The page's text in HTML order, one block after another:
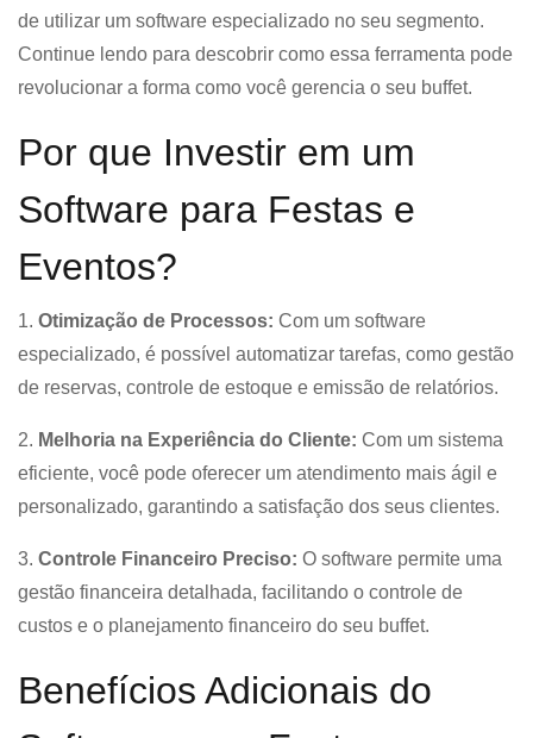
de utilizar um software especializado no seu segmento.
Continue lendo para descobrir como essa ferramenta pode
revolucionar a forma como você gerencia o seu buffet.
Por que Investir em um
Software para Festas e
Eventos?
1. Otimização de Processos: Com um software
especializado, é possível automatizar tarefas, como gestão
de reservas, controle de estoque e emissão de relatórios.
2. Melhoria na Experiência do Cliente: Com um sistema
eficiente, você pode oferecer um atendimento mais ágil e
personalizado, garantindo a satisfação dos seus clientes.
3. Controle Financeiro Preciso: O software permite uma
gestão financeira detalhada, facilitando o controle de
custos e o planejamento financeiro do seu buffet.
Benefícios Adicionais do